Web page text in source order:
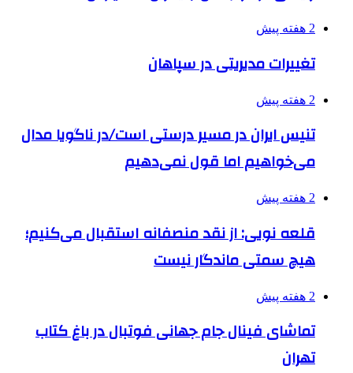
2 هفته پیش
تغییرات مدیریتی در سپاهان
2 هفته پیش
تنیس ایران در مسیر درستی است/در ناگویا مدال
می‌خواهیم اما قول نمی‌دهیم
2 هفته پیش
قلعه نویی: از نقد منصفانه استقبال می‌کنیم؛
هیچ سمتی ماندگار نیست
2 هفته پیش
تماشای فینال جام جهانی فوتبال در باغ کتاب
تهران